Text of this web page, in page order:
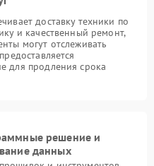
доставку техники по
и качественный ремонт,
могут отслеживать
для продления срока
решение и
данных